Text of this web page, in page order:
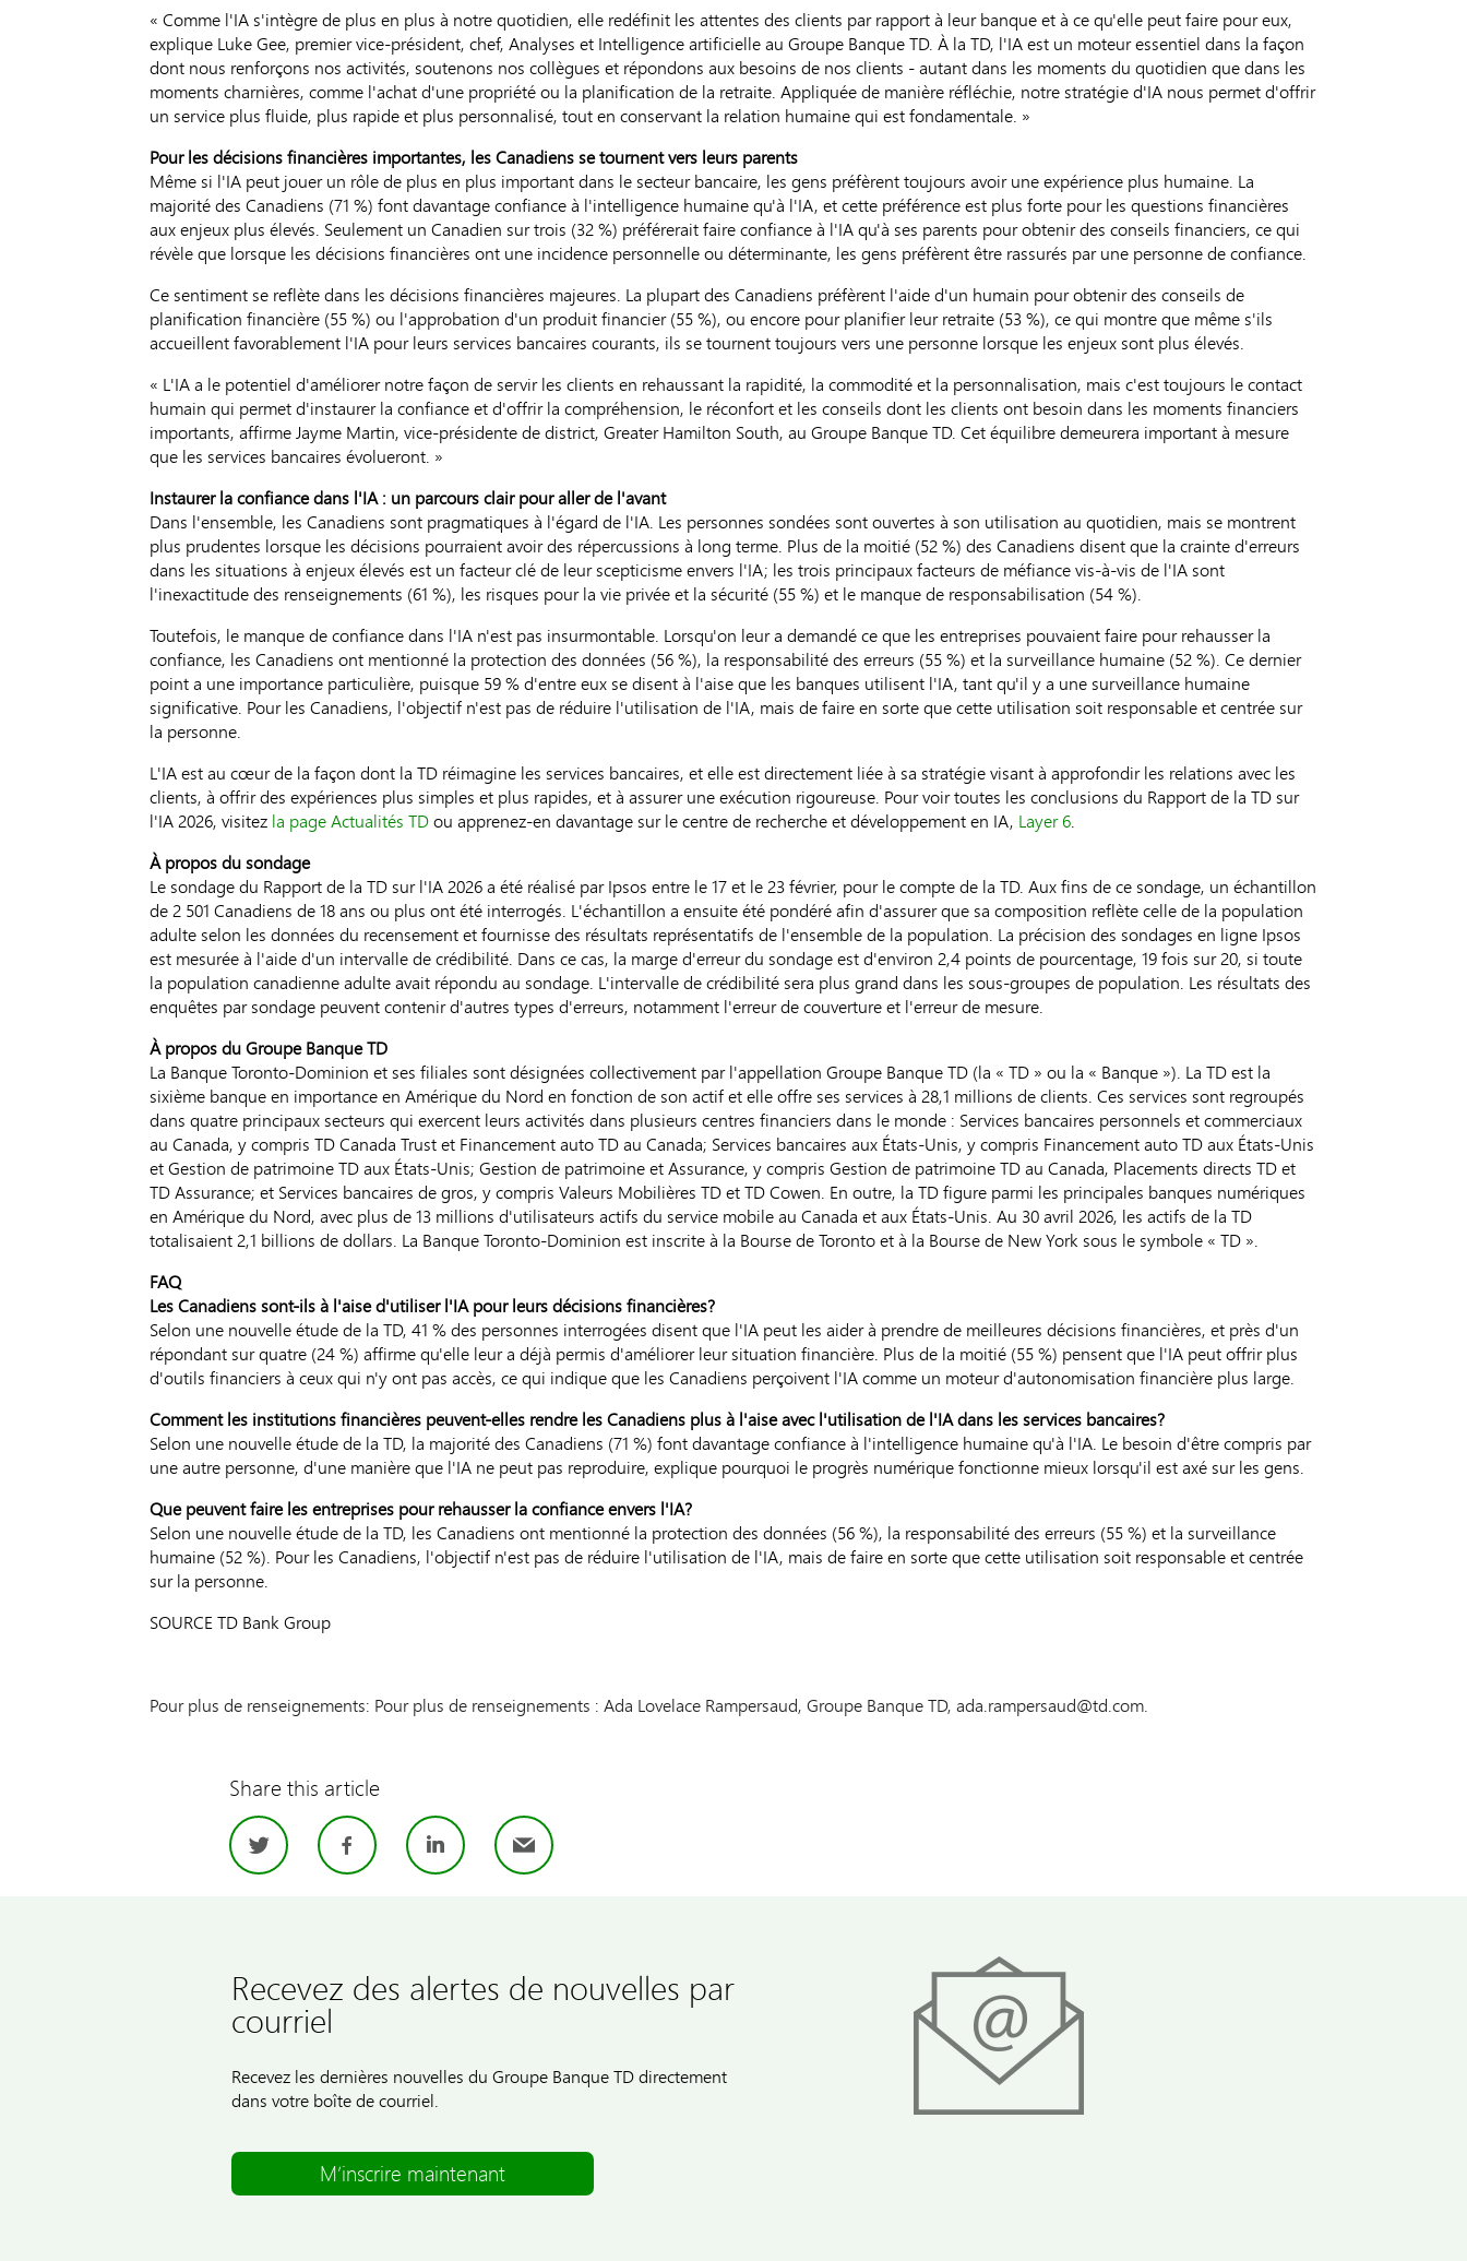
« Comme l'IA s'intègre de plus en plus à notre quotidien, elle redéfinit les attentes des clients par rapport à leur banque et à ce qu'elle peut faire pour eux,
explique Luke Gee, premier vice-président, chef, Analyses et Intelligence artificielle au Groupe Banque TD. À la TD, l'IA est un moteur essentiel dans la façon
dont nous renforçons nos activités, soutenons nos collègues et répondons aux besoins de nos clients - autant dans les moments du quotidien que dans les
moments charnières, comme l'achat d'une propriété ou la planification de la retraite. Appliquée de manière réfléchie, notre stratégie d'IA nous permet d'offrir
un service plus fluide, plus rapide et plus personnalisé, tout en conservant la relation humaine qui est fondamentale. »
Pour les décisions financières importantes, les Canadiens se tournent vers leurs parents
Même si l'IA peut jouer un rôle de plus en plus important dans le secteur bancaire, les gens préfèrent toujours avoir une expérience plus humaine. La
majorité des Canadiens (71 %) font davantage confiance à l'intelligence humaine qu'à l'IA, et cette préférence est plus forte pour les questions financières
aux enjeux plus élevés. Seulement un Canadien sur trois (32 %) préférerait faire confiance à l'IA qu'à ses parents pour obtenir des conseils financiers, ce qui
révèle que lorsque les décisions financières ont une incidence personnelle ou déterminante, les gens préfèrent être rassurés par une personne de confiance.
Ce sentiment se reflète dans les décisions financières majeures. La plupart des Canadiens préfèrent l'aide d'un humain pour obtenir des conseils de
planification financière (55 %) ou l'approbation d'un produit financier (55 %), ou encore pour planifier leur retraite (53 %), ce qui montre que même s'ils
accueillent favorablement l'IA pour leurs services bancaires courants, ils se tournent toujours vers une personne lorsque les enjeux sont plus élevés.
« L'IA a le potentiel d'améliorer notre façon de servir les clients en rehaussant la rapidité, la commodité et la personnalisation, mais c'est toujours le contact
humain qui permet d'instaurer la confiance et d'offrir la compréhension, le réconfort et les conseils dont les clients ont besoin dans les moments financiers
importants, affirme Jayme Martin, vice-présidente de district, Greater Hamilton South, au Groupe Banque TD. Cet équilibre demeurera important à mesure
que les services bancaires évolueront. »
Instaurer la confiance dans l'IA : un parcours clair pour aller de l'avant
Dans l'ensemble, les Canadiens sont pragmatiques à l'égard de l'IA. Les personnes sondées sont ouvertes à son utilisation au quotidien, mais se montrent
plus prudentes lorsque les décisions pourraient avoir des répercussions à long terme. Plus de la moitié (52 %) des Canadiens disent que la crainte d'erreurs
dans les situations à enjeux élevés est un facteur clé de leur scepticisme envers l'IA; les trois principaux facteurs de méfiance vis-à-vis de l'IA sont
l'inexactitude des renseignements (61 %), les risques pour la vie privée et la sécurité (55 %) et le manque de responsabilisation (54 %).
Toutefois, le manque de confiance dans l'IA n'est pas insurmontable. Lorsqu'on leur a demandé ce que les entreprises pouvaient faire pour rehausser la
confiance, les Canadiens ont mentionné la protection des données (56 %), la responsabilité des erreurs (55 %) et la surveillance humaine (52 %). Ce dernier
point a une importance particulière, puisque 59 % d'entre eux se disent à l'aise que les banques utilisent l'IA, tant qu'il y a une surveillance humaine
significative. Pour les Canadiens, l'objectif n'est pas de réduire l'utilisation de l'IA, mais de faire en sorte que cette utilisation soit responsable et centrée sur
la personne.
L'IA est au cœur de la façon dont la TD réimagine les services bancaires, et elle est directement liée à sa stratégie visant à approfondir les relations avec les
clients, à offrir des expériences plus simples et plus rapides, et à assurer une exécution rigoureuse. Pour voir toutes les conclusions du Rapport de la TD sur
l'IA 2026, visitez la page Actualités TDou apprenez-en davantage sur le centre de recherche et développement en IA, Layer 6.
À propos du sondage
Le sondage du Rapport de la TD sur l'IA 2026 a été réalisé par Ipsos entre le 17 et le 23 février, pour le compte de la TD. Aux fins de ce sondage, un échantillon
de 2 501 Canadiens de 18 ans ou plus ont été interrogés. L'échantillon a ensuite été pondéré afin d'assurer que sa composition reflète celle de la population
adulte selon les données du recensement et fournisse des résultats représentatifs de l'ensemble de la population. La précision des sondages en ligne Ipsos
est mesurée à l'aide d'un intervalle de crédibilité. Dans ce cas, la marge d'erreur du sondage est d'environ 2,4 points de pourcentage, 19 fois sur 20, si toute
la population canadienne adulte avait répondu au sondage. L'intervalle de crédibilité sera plus grand dans les sous-groupes de population. Les résultats des
enquêtes par sondage peuvent contenir d'autres types d'erreurs, notamment l'erreur de couverture et l'erreur de mesure.
À propos du Groupe BanqueTD
La Banque Toronto-Dominion et ses filiales sont désignées collectivement par l'appellation Groupe Banque TD (la « TD » ou la « Banque »). La TD est la
sixième banque en importance en Amérique du Nord en fonction de son actif et elle offre ses services à 28,1 millions de clients. Ces services sont regroupés
dans quatre principaux secteurs qui exercent leurs activités dans plusieurs centres financiers dans le monde : Services bancaires personnels et commerciaux
au Canada, y compris TD Canada Trust et Financement auto TD au Canada; Services bancaires aux États-Unis, y compris Financement auto TD aux États-Unis
et Gestion de patrimoine TD aux États-Unis; Gestion de patrimoine et Assurance, y compris Gestion de patrimoine TD au Canada, Placements directs TD et
TD Assurance; et Services bancaires de gros, y compris Valeurs Mobilières TD et TD Cowen. En outre, la TD figure parmi les principales banques numériques
en Amérique du Nord, avec plus de 13 millions d'utilisateurs actifs du service mobile au Canada et aux États-Unis. Au 30 avril 2026, les actifs de la TD
totalisaient 2,1 billions de dollars. La Banque Toronto-Dominion est inscrite à la Bourse de Toronto et à la Bourse de New York sous le symbole « TD ».
FAQ
Les Canadiens sont-ils à l'aise d'utiliser l'IA pour leurs décisions financières?
Selon une nouvelle étude de la TD, 41 % des personnes interrogées disent que l'IA peut les aider à prendre de meilleures décisions financières, et près d'un
répondant sur quatre (24 %) affirme qu'elle leur a déjà permis d'améliorer leur situation financière. Plus de la moitié (55 %) pensent que l'IA peut offrir plus
d'outils financiers à ceux qui n'y ont pas accès, ce qui indique que les Canadiens perçoivent l'IA comme un moteur d'autonomisation financière plus large.
Comment les institutions financières peuvent-elles rendre les Canadiens plus à l'aise avec l'utilisation de l'IA dans les services bancaires?
Selon une nouvelle étude de la TD, la majorité des Canadiens (71 %) font davantage confiance à l'intelligence humaine qu'à l'IA. Le besoin d'être compris par
une autre personne, d'une manière que l'IA ne peut pas reproduire, explique pourquoi le progrès numérique fonctionne mieux lorsqu'il est axé sur les gens.
Que peuvent faire les entreprises pour rehausser la confiance envers l'IA?
Selon une nouvelle étude de la TD, les Canadiens ont mentionné la protection des données (56 %), la responsabilité des erreurs (55 %) et la surveillance
humaine (52 %). Pour les Canadiens, l'objectif n'est pas de réduire l'utilisation de l'IA, mais de faire en sorte que cette utilisation soit responsable et centrée
sur la personne.
SOURCE TD Bank Group
Pour plus de renseignements: Pour plus de renseignements : Ada Lovelace Rampersaud, Groupe Banque TD, ada.rampersaud@td.com.
Share this article
TwitterFacebook
LinkedInEmail
Recevez des alertes de nouvelles par
courriel
Recevez les dernières nouvelles du Groupe Banque TD directement
dans votre boîte de courriel.
M’inscrire maintenant